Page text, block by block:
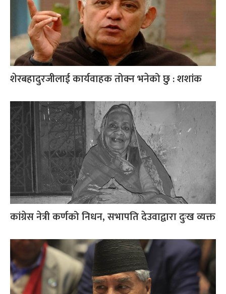
शेरबहादुरजीलाई कार्यवाहक तोक्न भनेको छु : शशांक
कांग्रेस नेत्री कर्णको निधन, सभापति देउवाद्वारा दुःख व्यक्त